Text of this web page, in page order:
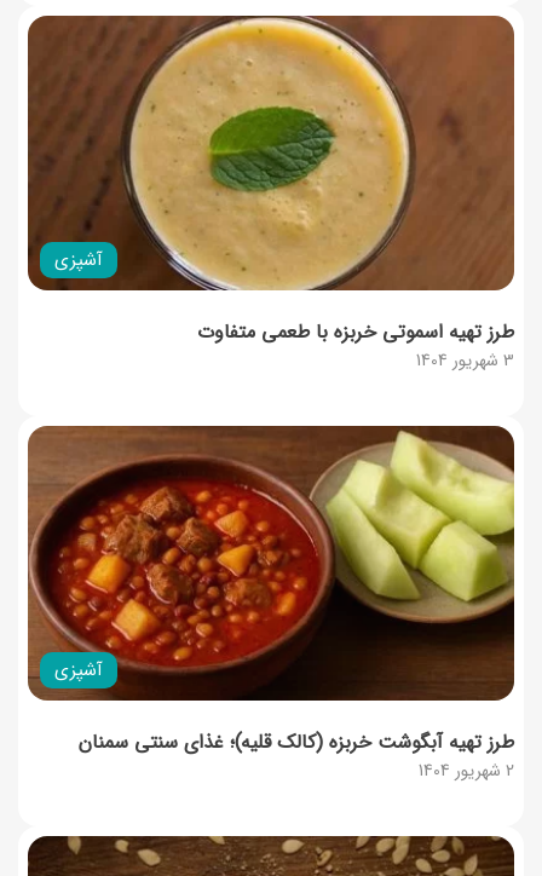
آشپزی
3 شهریور 1404
طرز تهیه اسموتی خربزه با طعمی متفاوت
آشپزی
2 شهریور 1404
طرز تهیه آبگوشت خربزه (کالک قلیه)؛ غذای سنتی سمنان